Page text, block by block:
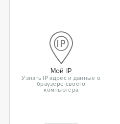
Мой IP
Узнать IP адрес и данные о
браузере своего
компьютера